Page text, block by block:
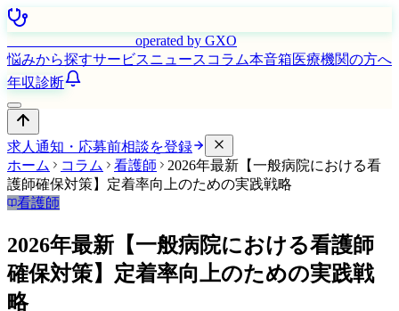
operated by GXO
悩みから探すサービスニュース コラム本音箱医療機関の方へ
年収診断
求人通知・応募前相談を登録
ホーム
コラム 看護師
2026年最新【一般病院における看
護師確保対策】定着率向上のための実践戦略
看護師
2026年最新【一般病院における看護師
確保対策】定着率向上のための実践戦
略